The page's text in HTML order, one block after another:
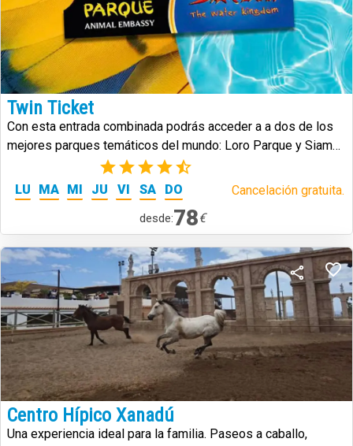
Twin Ticket
Con esta entrada combinada podrás acceder a a dos de los
mejores parques temáticos del mundo: Loro Parque y Siam
(25)
LU MA MI JU VI SA DO Cancelación gratuita.
desde:78€
Centro Hípico Xanadú
Una experiencia ideal para la familia. Paseos a caballo,